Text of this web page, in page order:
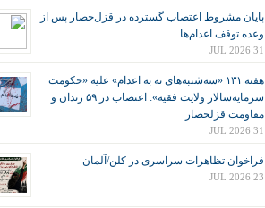
پایان مشروط اعتصاب گسترده در قزل‌حصار پس از
وعده توقف اعدام‌ها
31 JUL 2026
هفته ۱۳۱ «سه‌شنبه‌های نه به اعدام» علیه «حکومت
سرمایه‌سالار ولایت فقیه»: اعتصاب در ۵۹ زندان و
مقاومت قزلحصار
31 JUL 2026
فراخوان تظاهرات سراسری در کلن/آلمان
23 JUL 2026